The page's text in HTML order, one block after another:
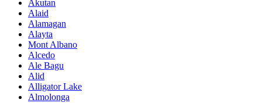
Akutan
Alaid
Alamagan
Alayta
Mont Albano
Alcedo
Ale Bagu
Alid
Alligator Lake
Almolonga